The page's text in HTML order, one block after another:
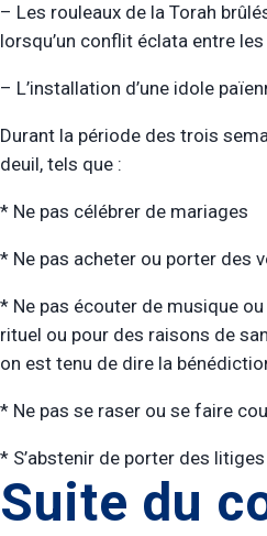
– Les rouleaux de la Torah
lorsqu’un conflit éclata entre
– L’installation d’une idole
Durant la période des trois
deuil, tels que :
* Ne pas célébrer de mariages
* Ne pas acheter ou porter des
* Ne pas écouter de musique
rituel ou pour des raisons de
on est tenu de dire la
* Ne pas se raser ou se faire
* S’abstenir de porter des
Suite du